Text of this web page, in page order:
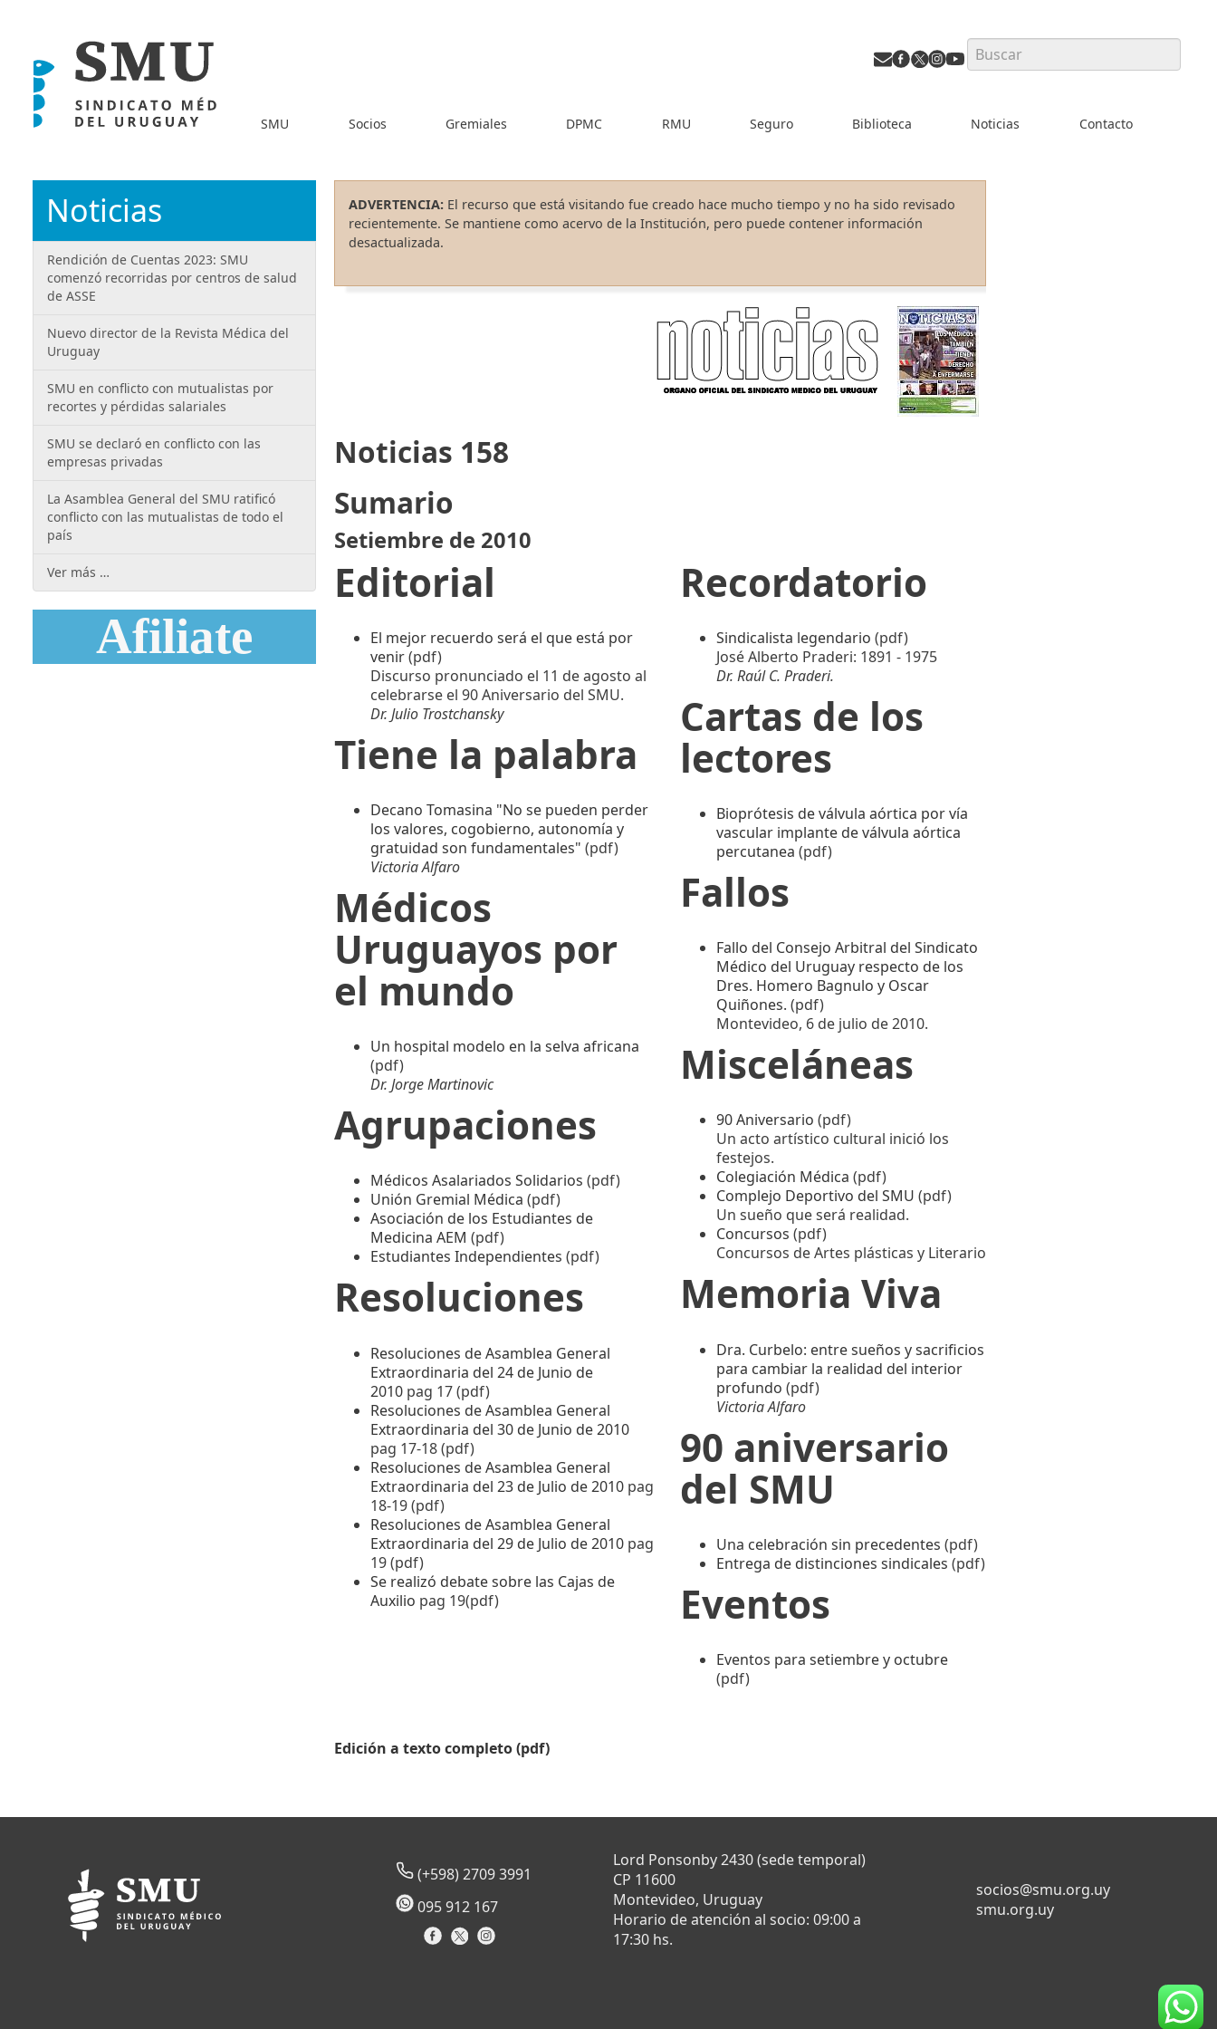
Search
SMU Socios Gremiales DPMC RMU Seguro Biblioteca Noticias Contacto
ADVERTENCIA: El recurso que está visitando fue creado hace mucho tiempo y no ha sido revisado
recientemente. Se mantiene como acervo de la Institución, pero puede contener información
desactualizada.
Noticias 158
Sumario
Setiembre de 2010
Editorial
El mejor recuerdo será el que está por
venir(pdf)
Discurso pronunciado el 11 de agosto al
celebrarse el 90 Aniversario del SMU.
Dr. Julio Trostchansky
Tiene la palabra
Decano Tomasina "No se pueden perder
los valores, cogobierno, autonomía y
gratuidad son fundamentales" (pdf)
Victoria Alfaro
Médicos
Uruguayos por
el mundo
Un hospital modelo en la selva africana
(pdf)
Dr. Jorge Martinovic
Agrupaciones
Médicos Asalariados Solidarios (pdf)
Unión Gremial Médica (pdf)
Asociación de los Estudiantes de
Medicina AEM (pdf)
Estudiantes Independientes (pdf)
Resoluciones
Resoluciones de Asamblea General
Extraordinaria del 24 de Junio de
2010 pag 17 (pdf)
Resoluciones de Asamblea General
Extraordinaria del 30 de Junio de 2010
pag 17-18 (pdf)
Resoluciones de Asamblea General
Extraordinaria del 23 de Julio de 2010 pag
18-19 (pdf)
Resoluciones de Asamblea General
Extraordinaria del 29 de Julio de 2010 pag
19 (pdf)
Se realizó debate sobre las Cajas de
Auxilio pag 19(pdf)
Recordatorio
Sindicalista legendario (pdf)
José Alberto Praderi: 1891 - 1975
Dr. Raúl C. Praderi.
Cartas de los
lectores
Bioprótesis de válvula aórtica por vía
vascular implante de válvula aórtica
percutanea (pdf)
Fallos
Fallo del Consejo Arbitral del Sindicato
Médico del Uruguay respecto de los
Dres. Homero Bagnulo y Oscar
Quiñones. (pdf)
Montevideo, 6 de julio de 2010.
Misceláneas
90 Aniversario (pdf)
Un acto artístico cultural inició los
festejos.
Colegiación Médica (pdf)
Complejo Deportivo del SMU (pdf)
Un sueño que será realidad.
Concursos (pdf)
Concursos de Artes plásticas y Literario
Memoria Viva
Dra. Curbelo: entre sueños y sacrificios
para cambiar la realidad del interior
profundo (pdf)
Victoria Alfaro
90 aniversario
del SMU
Una celebración sin precedentes (pdf)
Entrega de distinciones sindicales (pdf)
Eventos
Eventos para setiembre y octubre
(pdf)
Edición a texto completo (pdf)
Noticias
Rendición de Cuentas 2023: SMU
comenzó recorridas por centros de salud
de ASSE
Nuevo director de la Revista Médica del
Uruguay
SMU en conflicto con mutualistas por
recortes y pérdidas salariales
SMU se declaró en conflicto con las
empresas privadas
La Asamblea General del SMU ratificó
conflicto con las mutualistas de todo el
país
Ver más …
Afiliate
(+598) 2709 3991
095 912 167
Lord Ponsonby 2430 (sede temporal)
CP 11600
Montevideo, Uruguay
Horario de atención al socio: 09:00 a
17:30 hs.
socios@smu.org.uy
smu.org.uy